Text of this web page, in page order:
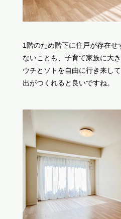
1階のため階下に住戸が存在
ないことも、子育て家族に大き
ウチとソトを自由に行き来し
出がつくれると良いですね。